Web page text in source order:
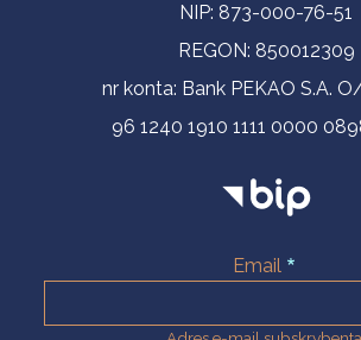
NIP: 873-000-76-51
REGON: 850012309
nr konta: Bank PEKAO S.A.
96 1240 1910 1111 0000
Email